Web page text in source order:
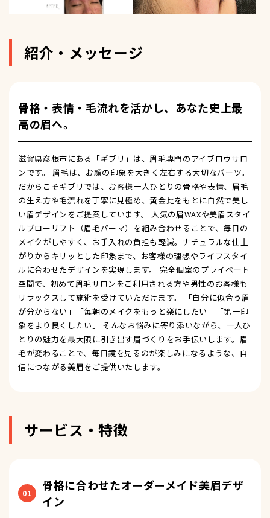
紹介・メッセージ
骨格・表情・毛流れを活かし、あなた史上最
高の眉へ。
滋賀県彦根市にある「ギブリ」は、眉毛専門のアイブロウサロ
ンです。 眉毛は、お顔の印象を大きく左右する大切なパーツ。
だからこそギブリでは、お客様一人ひとりの骨格や表情、眉毛
の生え方や毛流れを丁寧に見極め、黄金比をもとに自然で美し
い眉デザインをご提案しています。 人気の眉WAXや美眉スタイ
ルブローリフト（眉毛パーマ）を組み合わせることで、毎日の
メイクがしやすく、お手入れの負担も軽減。ナチュラルな仕上
がりからキリッとした印象まで、お客様の理想やライフスタイ
ルに合わせたデザインを実現します。 完全個室のプライベート
空間で、初めて眉毛サロンをご利用される方や男性のお客様も
リラックスして施術を受けていただけます。 「自分に似合う眉
が分からない」「毎朝のメイクをもっと楽にしたい」「第一印
象をより良くしたい」 そんなお悩みに寄り添いながら、一人ひ
とりの魅力を最大限に引き出す眉づくりをお手伝いします。眉
毛が変わることで、毎日鏡を見るのが楽しみになるような、自
信につながる美眉をご提供いたします。
サービス・特徴
01
骨格に合わせたオーダーメイド美眉デザ
イン